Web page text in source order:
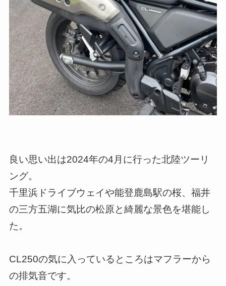
良い思い出は2024年の4月に行った北陸ツーリ
ング。
千里浜ドライブウェイや能登鹿島駅の桜、福井
の三方五湖に気比の松原と綺麗な景色を堪能し
た。
CL250の気に入っているところはマフラーから
の排気音です。